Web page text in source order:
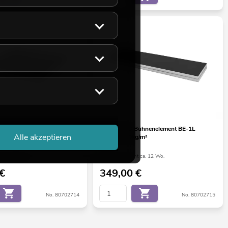
BE-1L 1x1m
No. 80702714
ALUTRUSS Bühnenelement BE-1L
2x0,5m 500kg/m²
Bestand reicht ca. 12 Wo.
349,00€
No. 80702715
Alle akzeptieren